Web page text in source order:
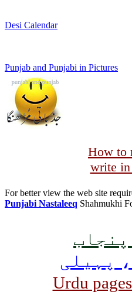
Desi Calendar
Punjab and Punjabi in Pictures
How to
write
For better view the web site
Punjabi Nastaleeq Shahmukhi
پہیلی
Urdu